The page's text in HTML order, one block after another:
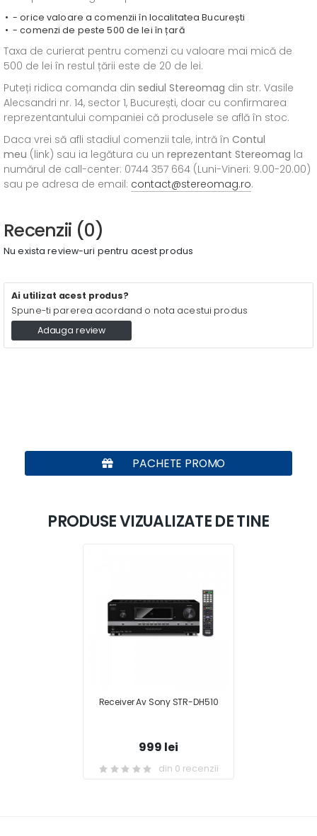
- orice valoare a comenzii în localitatea București
- comenzi de peste 500 de lei în țară
Taxa de curierat pentru comenzi cu valoare mai mică de
500 de lei în restul țării este de 20 de lei.
Puteți ridica comanda din sediul Stereomag din str. Vasile
Alecsandri nr. 14, sector 1, București, doar cu confirmarea
reprezentantului companiei că produsele se află în stoc.
Daca vrei să afli stadiul comenzii tale, intră în Contul
meu (link) sau ia legătura cu un reprezentant Stereomag la
numărul de call-center: 0744 357 664 (Luni-Vineri: 9.00-20.00)
sau pe adresa de email: contact@stereomag.ro.
Recenzii (0)
Nu exista review-uri pentru acest produs
Ai utilizat acest produs?
Spune-ti parerea acordand o nota acestui produs
Adauga review
PACHETE PROMO
PRODUSE VIZUALIZATE DE TINE
Receiver Av Sony STR-DH510
999 lei
din 0 recenzii